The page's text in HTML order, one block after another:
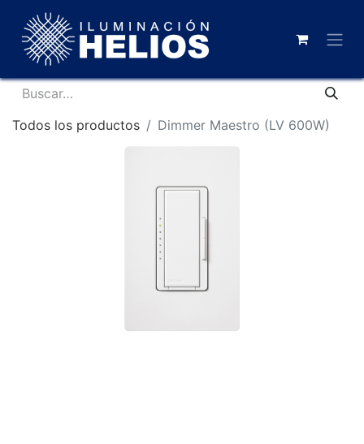
Todos los productos Dimmer Maestro (LV 600W)